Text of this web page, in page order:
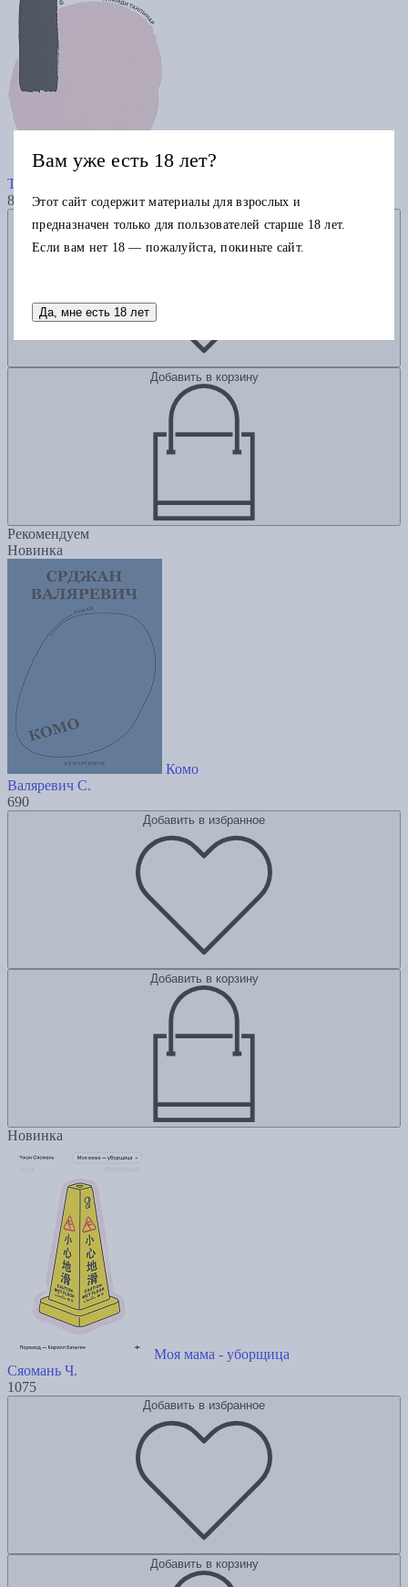
Покой
Танпынар А.Х.
880
Добавить в избранное
Добавить в корзину
Рекомендуем
Новинка
Комо
Валяревич С.
690
Добавить в избранное
Добавить в корзину
Новинка
Моя мама - уборщица
Сяомань Ч.
1075
Добавить в избранное
Добавить в корзину
Вам уже есть 18 лет?
Этот сайт содержит материалы для взрослых и
предназначен только для пользователей старше 18 лет.
Если вам нет 18 — пожалуйста, покиньте сайт.
Да, мне есть 18 лет